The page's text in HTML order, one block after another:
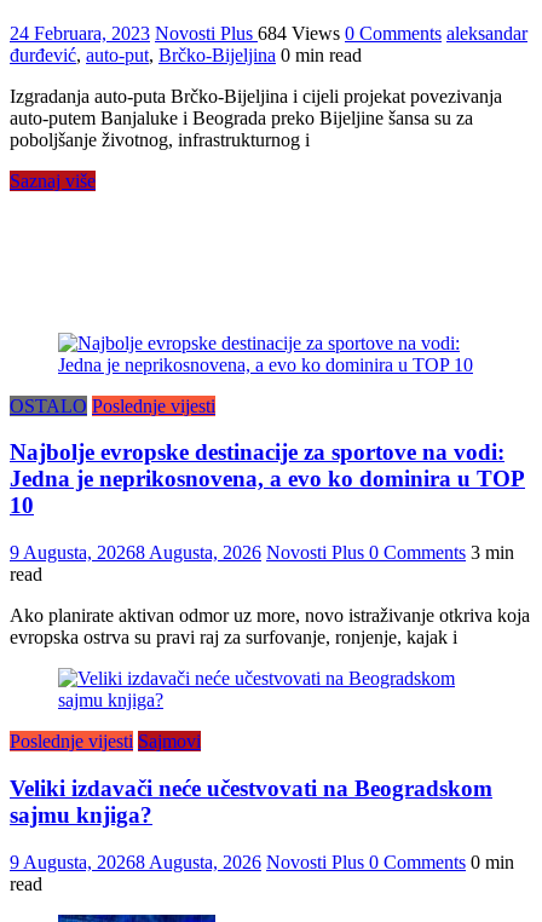
24 Februara, 2023 Novosti Plus 684 Views 0 Comments aleksandar
đurđević, auto-put, Brčko-Bijeljina 0 min read
Izgradanja auto-puta Brčko-Bijeljina i cijeli projekat povezivanja
auto-putem Banjaluke i Beograda preko Bijeljine šansa su za
poboljšanje životnog, infrastrukturnog i
Saznaj više
OSTALO Poslednje vijesti
Najbolje evropske destinacije za sportove na vodi:
Jedna je neprikosnovena, a evo ko dominira u TOP
10
9 Augusta, 20268 Augusta, 2026 Novosti Plus 0 Comments 3 min
read
Ako planirate aktivan odmor uz more, novo istraživanje otkriva koja
evropska ostrva su pravi raj za surfovanje, ronjenje, kajak i
Poslednje vijesti Sajmovi
Veliki izdavači neće učestvovati na Beogradskom
sajmu knjiga?
9 Augusta, 20268 Augusta, 2026 Novosti Plus 0 Comments 0 min
read